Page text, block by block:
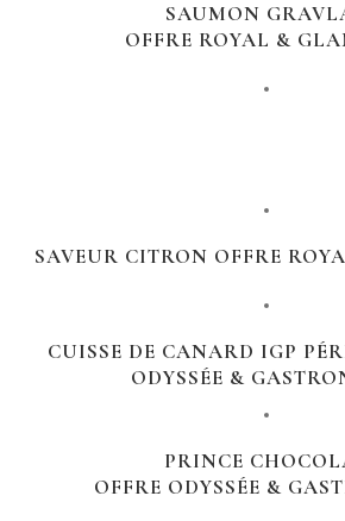
SAUMON
OFFRE ROYAL &
SAVEUR CITRON OFFRE
CUISSE DE CANARD IGP
ODYSSÉE &
PRINCE
OFFRE ODYSSÉE &